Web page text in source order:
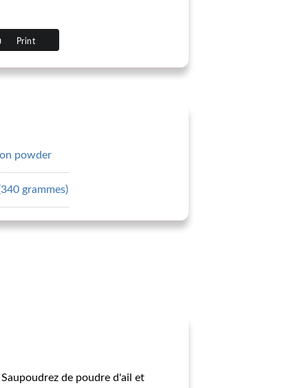
Print
powder
grammes)
de poudre d'ail et